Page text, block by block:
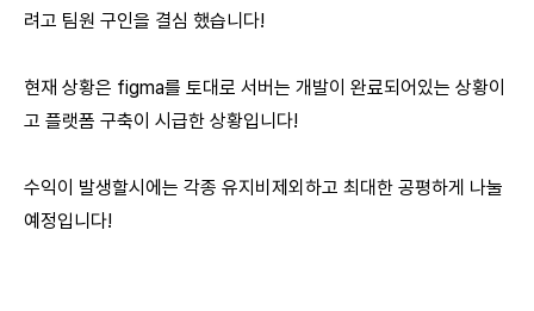
려고 팀원 구인을 결심 했습니다!
현재 상황은 figma를 토대로 서버는 개발이 완료되어있는 상황이
고 플랫폼 구축이 시급한 상황입니다!
수익이 발생할시에는 각종 유지비제외하고 최대한 공평하게 나눌
예정입니다!